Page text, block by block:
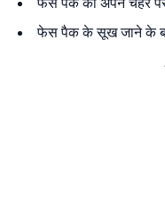
फेस पैक के सूख जाने के